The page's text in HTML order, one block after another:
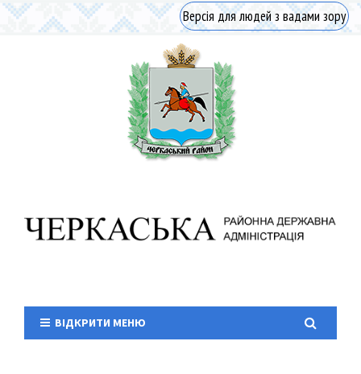
Версія для людей з вадами зору
ВІДКРИТИ МЕНЮ